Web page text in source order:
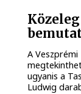
A
ugyanis a
Ludwig